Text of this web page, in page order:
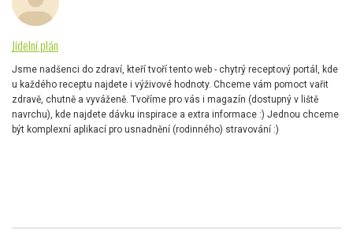
Jídelní plán
Jsme nadšenci do zdraví, kteří tvoří tento web - chytrý receptový portál, kde
u každého receptu najdete i výživové hodnoty. Chceme vám pomoct vařit
zdravě, chutně a vyváženě. Tvoříme pro vás i magazín (dostupný v liště
navrchu), kde najdete dávku inspirace a extra informace :) Jednou chceme
být komplexní aplikací pro usnadnění (rodinného) stravování :)